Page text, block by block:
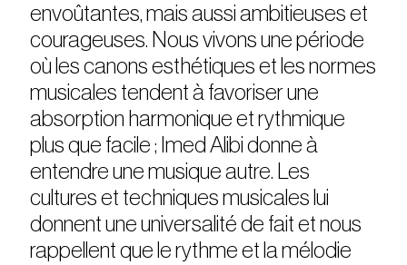
envoûtantes, mais aussi ambitieuses et
courageuses. Nous vivons une période
où les canons esthétiques et les normes
musicales tendent à favoriser une
absorption harmonique et rythmique
plus que facile ; Imed Alibi donne à
entendre une musique autre. Les
cultures et techniques musicales lui
donnent une universalité de fait et nous
rappellent que le rythme et la mélodie